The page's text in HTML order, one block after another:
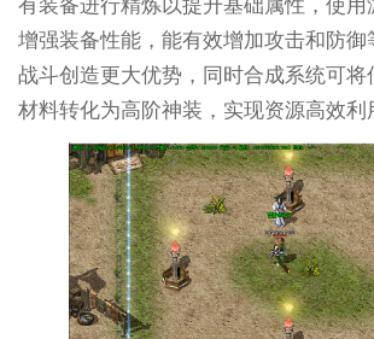
有装备进行精炼以提升基础属性，使用
增强装备性能，能有效增加攻击和防御
战斗创造更大优势，同时合成系统可将
材料转化为高阶神装，实现资源高效利